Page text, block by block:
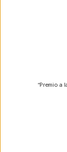
“Premio a